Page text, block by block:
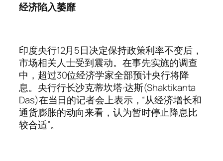
经济陷入萎靡
印度央行12月5日决定保持政策利率不变后，
市场相关人士受到震动。在事先实施的调查
中，超过30位经济学家全部预计央行将降
息。央行行长沙克蒂坎塔·达斯(Shaktikanta
Das)在当日的记者会上表示，“从经济增长和
通货膨胀的动向来看，认为暂时停止降息比
较合适”。